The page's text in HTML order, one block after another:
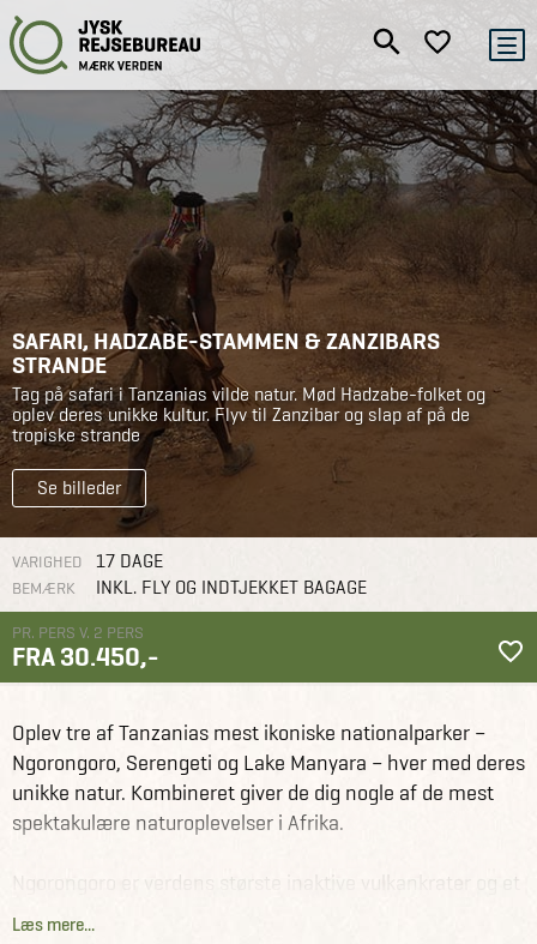
SAFARI, HADZABE-STAMMEN & ZANZIBARS
STRANDE
Tag på safari i Tanzanias vilde natur. Mød Hadzabe-folket og
oplev deres unikke kultur. Flyv til Zanzibar og slap af på de
tropiske strande
Se billeder
VARIGHED 17 DAGE
BEMÆRK INKL. FLY OG INDTJEKKET BAGAGE
PR. PERS V. 2 PERS
FRA 30.450,-
Zanzibar
Rejseforslag
Safari adventure, Hadzabe stammen &
Zanzibars strande
Oplev tre af Tanzanias mest ikoniske nationalparker –
Ngorongoro, Serengeti og Lake Manyara – hver med deres
unikke natur. Kombineret giver de dig nogle af de mest
spektakulære naturoplevelser i Afrika.
Ngorongoro er verdens største inaktive vulkankrater og et
naturfænomen i sig selv. Her lever et rigt dyreliv, herunder
Læs mere...